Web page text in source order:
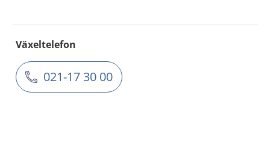
Växeltelefon
021-17 30 00